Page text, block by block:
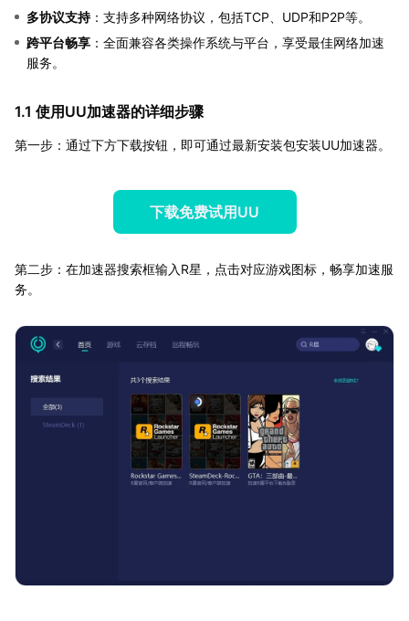
多协议支持：支持多种网络协议，包括TCP、UDP和P2P等。
跨平台畅享 ：全面兼容各类操作系统与平台，享受最佳网络加速
服务。
1.1 使用UU加速器的详细步骤
第一步：通过下方下载按钮，即可通过最新安装包安装UU加速器。
下载免费试用UU
第二步：在加速器搜索框输入R星，点击对应游戏图标，畅享加速服
务。